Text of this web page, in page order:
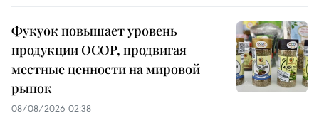
Фукуок повышает уровень
продукции OCOP, продвигая
местные ценности на мировой
рынок
08/08/2026 02:38